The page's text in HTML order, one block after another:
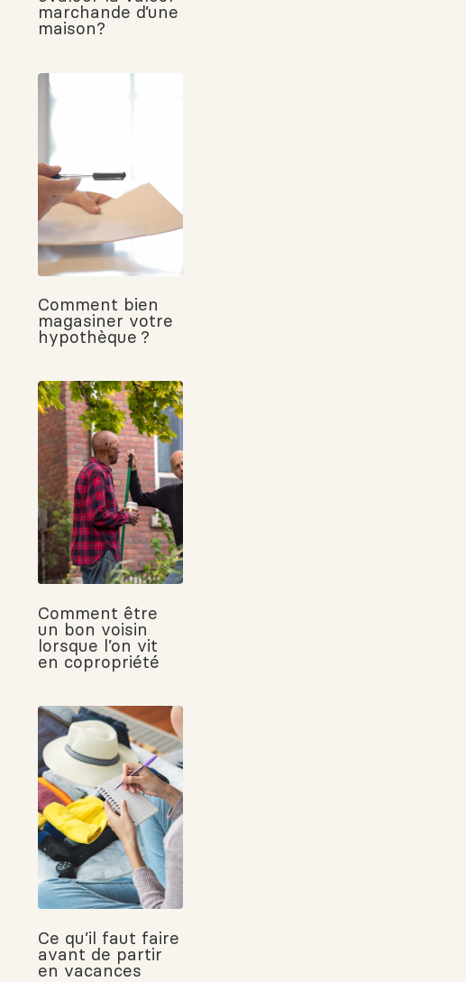
marchande d’une
maison?
Comment bien
magasiner votre
hypothèque ?
Comment être
un bon voisin
lorsque l’on vit
en copropriété
Ce qu’il faut faire
avant de partir
en vacances